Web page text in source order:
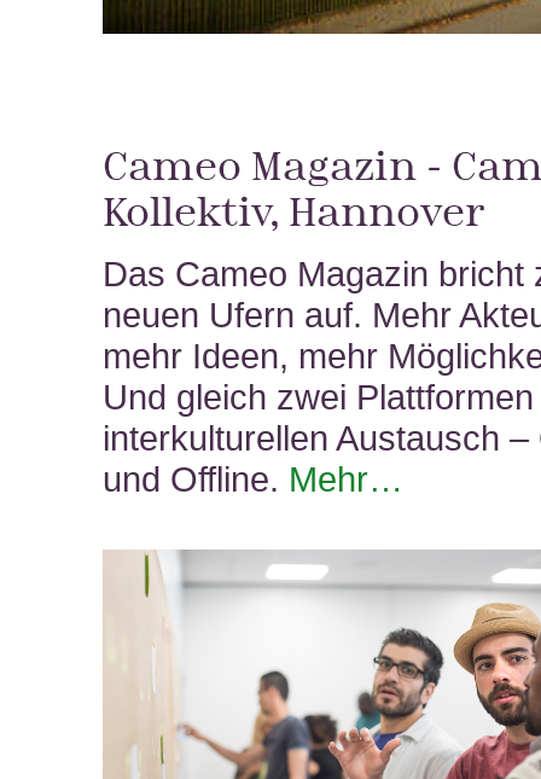
Cameo Magazin -
Kollektiv, Hannover
Das Cameo Magazin bricht
neuen Ufern auf. Mehr
mehr Ideen, mehr
Und gleich zwei
interkulturellen Austausch –
und Offline. Mehr…